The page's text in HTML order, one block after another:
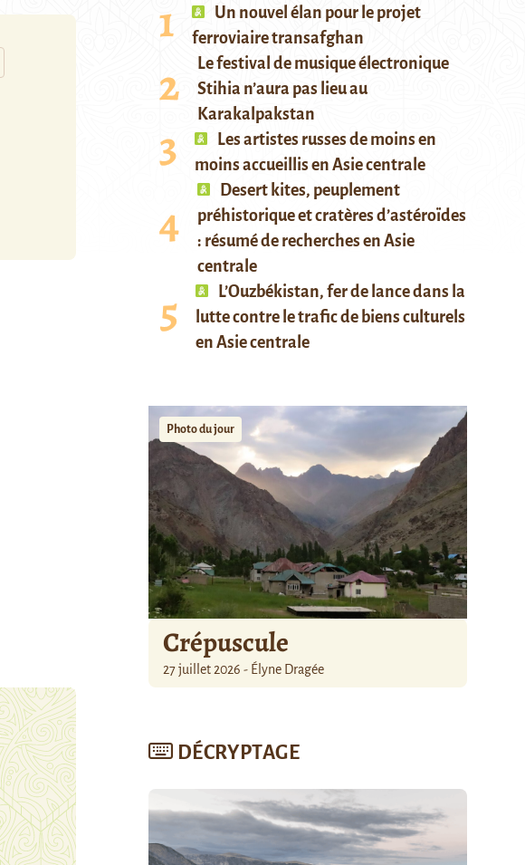
Un nouvel élan pour le projet
ferroviaire transafghan
Le festival de musique électronique
Stihia n’aura pas lieu au
Karakalpakstan
Les artistes russes de moins en
moins accueillis en Asie centrale
Desert kites, peuplement
préhistorique et cratères d’astéroïdes
: résumé de recherches en Asie
centrale
L’Ouzbékistan, fer de lance dans la
lutte contre le trafic de biens culturels
en Asie centrale
Photo du jour
Crépuscule
27 juillet 2026 - Élyne Dragée
DÉCRYPTAGE